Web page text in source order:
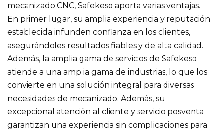
mecanizado CNC, Safekeso aporta varias ventajas.
En primer lugar, su amplia experiencia y reputación
establecida infunden confianza en los clientes,
asegurándoles resultados fiables y de alta calidad.
Además, la amplia gama de servicios de Safekeso
atiende a una amplia gama de industrias, lo que los
convierte en una solución integral para diversas
necesidades de mecanizado. Además, su
excepcional atención al cliente y servicio posventa
garantizan una experiencia sin complicaciones para